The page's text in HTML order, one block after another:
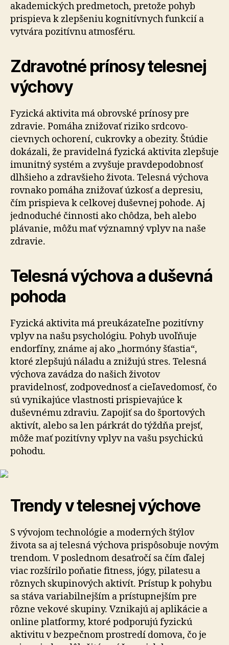
akademických predmetoch, pretože pohyb
prispieva k zlepšeniu kognitívnych funkcií a
vytvára pozitívnu atmosféru.
Zdravotné prínosy telesnej
výchovy
Fyzická aktivita má obrovské prínosy pre
zdravie. Pomáha znižovať riziko srdcovo-
cievnych ochorení, cukrovky a obezity. Štúdie
dokázali, že pravidelná fyzická aktivita zlepšuje
imunitný systém a zvyšuje pravdepodobnosť
dlhšieho a zdravšieho života. Telesná výchova
rovnako pomáha znižovať úzkosť a depresiu,
čím prispieva k celkovej duševnej pohode. Aj
jednoduché činnosti ako chôdza, beh alebo
plávanie, môžu mať významný vplyv na naše
zdravie.
Telesná výchova a duševná
pohoda
Fyzická aktivita má preukázateľne pozitívny
vplyv na našu psychológiu. Pohyb uvoľňuje
endorfíny, známe aj ako „hormóny šťastia“,
ktoré zlepšujú náladu a znižujú stres. Telesná
výchova zavádza do našich životov
pravidelnosť, zodpovednosť a cieľavedomosť, čo
sú vynikajúce vlastnosti prispievajúce k
duševnému zdraviu. Zapojiť sa do športových
aktivít, alebo sa len párkrát do týždňa prejsť,
môže mať pozitívny vplyv na vašu psychickú
pohodu.
Trendy v telesnej výchove
S vývojom technológie a moderných štýlov
života sa aj telesná výchova prispôsobuje novým
trendom. V poslednom desaťročí sa čím ďalej
viac rozšírilo poňatie fitness, jógy, pilatesu a
rôznych skupinových aktivít. Prístup k pohybu
sa stáva variabilnejším a prístupnejším pre
rôzne vekové skupiny. Vznikajú aj aplikácie a
online platformy, ktoré podporujú fyzickú
aktivitu v bezpečnom prostredí domova, čo je